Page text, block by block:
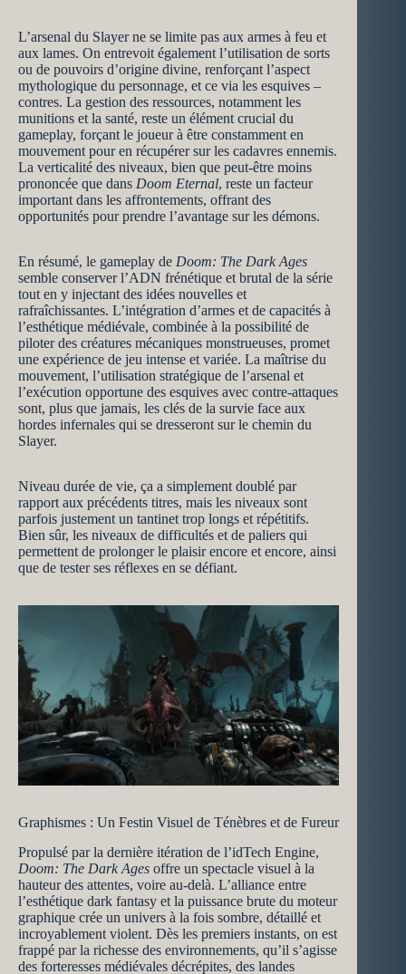
L’arsenal du Slayer ne se limite pas aux armes à feu et
aux lames. On entrevoit également l’utilisation de sorts
ou de pouvoirs d’origine divine, renforçant l’aspect
mythologique du personnage, et ce via les esquives –
contres. La gestion des ressources, notamment les
munitions et la santé, reste un élément crucial du
gameplay, forçant le joueur à être constamment en
mouvement pour en récupérer sur les cadavres ennemis.
La verticalité des niveaux, bien que peut-être moins
prononcée que dans Doom Eternal, reste un facteur
important dans les affrontements, offrant des
opportunités pour prendre l’avantage sur les démons.
En résumé, le gameplay de Doom: The Dark Ages
semble conserver l’ADN frénétique et brutal de la série
tout en y injectant des idées nouvelles et
rafraîchissantes. L’intégration d’armes et de capacités à
l’esthétique médiévale, combinée à la possibilité de
piloter des créatures mécaniques monstrueuses, promet
une expérience de jeu intense et variée. La maîtrise du
mouvement, l’utilisation stratégique de l’arsenal et
l’exécution opportune des esquives avec contre-attaques
sont, plus que jamais, les clés de la survie face aux
hordes infernales qui se dresseront sur le chemin du
Slayer.
Niveau durée de vie, ça a simplement doublé par
rapport aux précédents titres, mais les niveaux sont
parfois justement un tantinet trop longs et répétitifs.
Bien sûr, les niveaux de difficultés et de paliers qui
permettent de prolonger le plaisir encore et encore, ainsi
que de tester ses réflexes en se défiant.
Graphismes : Un Festin Visuel de Ténèbres et de Fureur
Propulsé par la dernière itération de l’idTech Engine,
Doom: The Dark Ages offre un spectacle visuel à la
hauteur des attentes, voire au-delà. L’alliance entre
l’esthétique dark fantasy et la puissance brute du moteur
graphique crée un univers à la fois sombre, détaillé et
incroyablement violent. Dès les premiers instants, on est
frappé par la richesse des environnements, qu’il s’agisse
des forteresses médiévales décrépites, des landes